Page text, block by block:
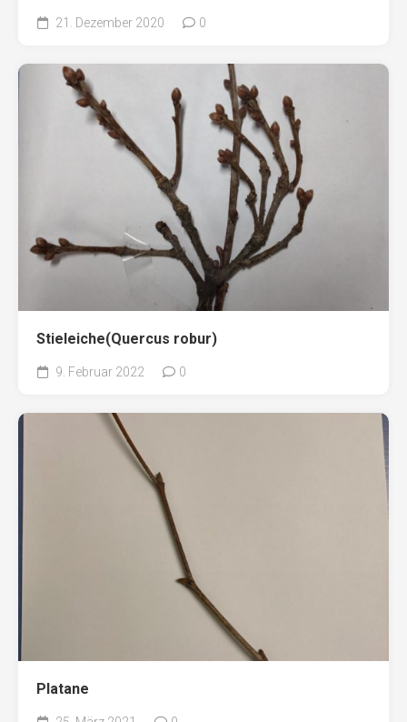
21. Dezember 2020 0
Stieleiche(Quercus robur)
9. Februar 2022 0
Platane